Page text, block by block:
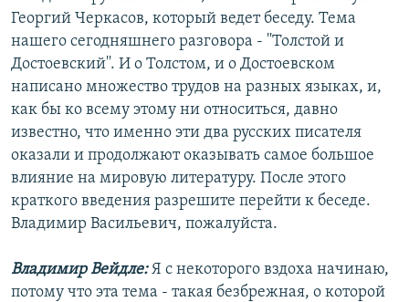
Георгий Черкасов, который ведет беседу. Тема
нашего сегодняшнего разговора - ''Толстой и
Достоевский''. И о Толстом, и о Достоевском
написано множество трудов на разных языках, и,
как бы ко всему этому ни относиться, давно
известно, что именно эти два русских писателя
оказали и продолжают оказывать самое большое
влияние на мировую литературу. После этого
краткого введения разрешите перейти к беседе.
Владимир Васильевич, пожалуйста.
Владимир Вейдле:Я с некоторого вздоха начинаю,
потому что эта тема - такая безбрежная, о которой